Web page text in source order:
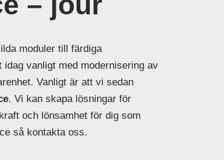
moduler till färdiga
vanligt med modernisering av
Vanligt är att vi sedan
. Vi kan skapa lösningar för
och lönsamhet för dig som
så kontakta oss.